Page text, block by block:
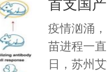
列前十，
化趋势，
症死亡的
近III期
突破
疫情汹涌
苗进程一
日，苏州